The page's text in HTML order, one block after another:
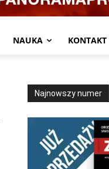
NAUKA KONTAKT
Najnowszy numer